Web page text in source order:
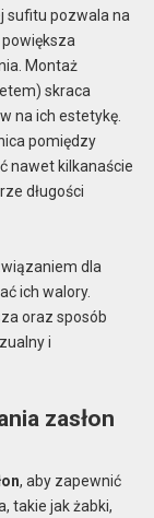
sufitu pozwala na
Montaż
skraca
na ich estetykę.
pomiędzy
nawet kilkanaście
długości
dla
ich walory.
oraz sposób
i
zasłon
, aby zapewnić
takie jak żabki,